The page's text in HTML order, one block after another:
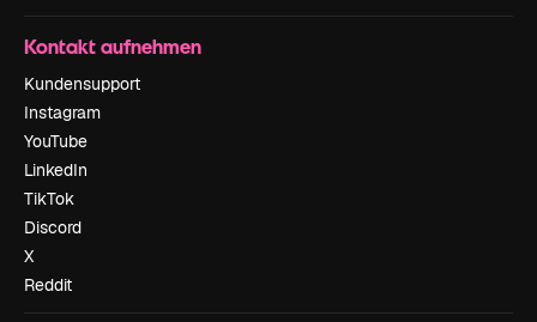
Kontakt aufnehmen
Kundensupport
Instagram
YouTube
LinkedIn
TikTok
Discord
X
Reddit